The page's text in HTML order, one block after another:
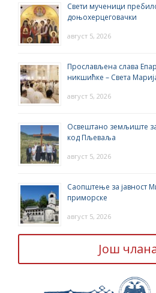
Свети мученици
доњохерцеговачки
август 5, 2026
Прослављена слава
никшићке – Света
август 5, 2026
Освештано земљиште
код Пљеваља
август 5, 2026
Саопштење за јавност
приморске
август 5, 2026
Још